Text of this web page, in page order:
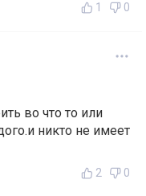
1 0
во что то или
никто не имеет
2 0